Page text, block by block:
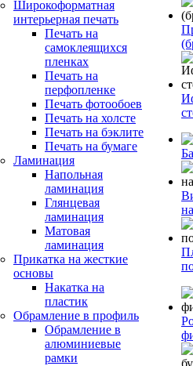
Широкоформатная
интерьерная печать
Печать на
самоклеящихся
пленках
Печать на
перфопленке
Печать фотообоев
Печать на холсте
Печать на бэклите
Печать на бумаге
Ламинация
Напольная
ламинация
Глянцевая
ламинация
Матовая
ламинация
Прикатка на жесткие
основы
Накатка на
пластик
Обрамление в профиль
Обрамление в
алюминиевые
рамки